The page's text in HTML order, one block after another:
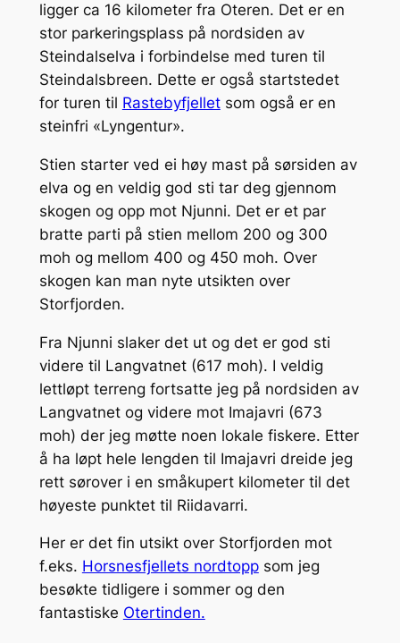
ligger ca 16 kilometer fra Oteren. Det er en
stor parkeringsplass på nordsiden av
Steindalselva i forbindelse med turen til
Steindalsbreen. Dette er også startstedet
for turen til Rastebyfjelletsom også er en
steinfri «Lyngentur».
Stien starter ved ei høy mast på sørsiden av
elva og en veldig god sti tar deg gjennom
skogen og opp mot Njunni. Det er et par
bratte parti på stien mellom 200 og 300
moh og mellom 400 og 450 moh. Over
skogen kan man nyte utsikten over
Storfjorden.
Fra Njunni slaker det ut og det er god sti
videre til Langvatnet (617 moh). I veldig
lettløpt terreng fortsatte jeg på nordsiden av
Langvatnet og videre mot Imajavri (673
moh) der jeg møtte noen lokale fiskere. Etter
å ha løpt hele lengden til Imajavri dreide jeg
rett sørover i en småkupert kilometer til det
høyeste punktet til Riidavarri.
Her er det fin utsikt over Storfjorden mot
f.eks. Horsnesfjellets nordtoppsom jeg
besøkte tidligere i sommer og den
fantastiske Otertinden.